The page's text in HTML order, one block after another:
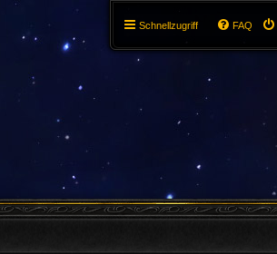
Schnellzugriff FAQ